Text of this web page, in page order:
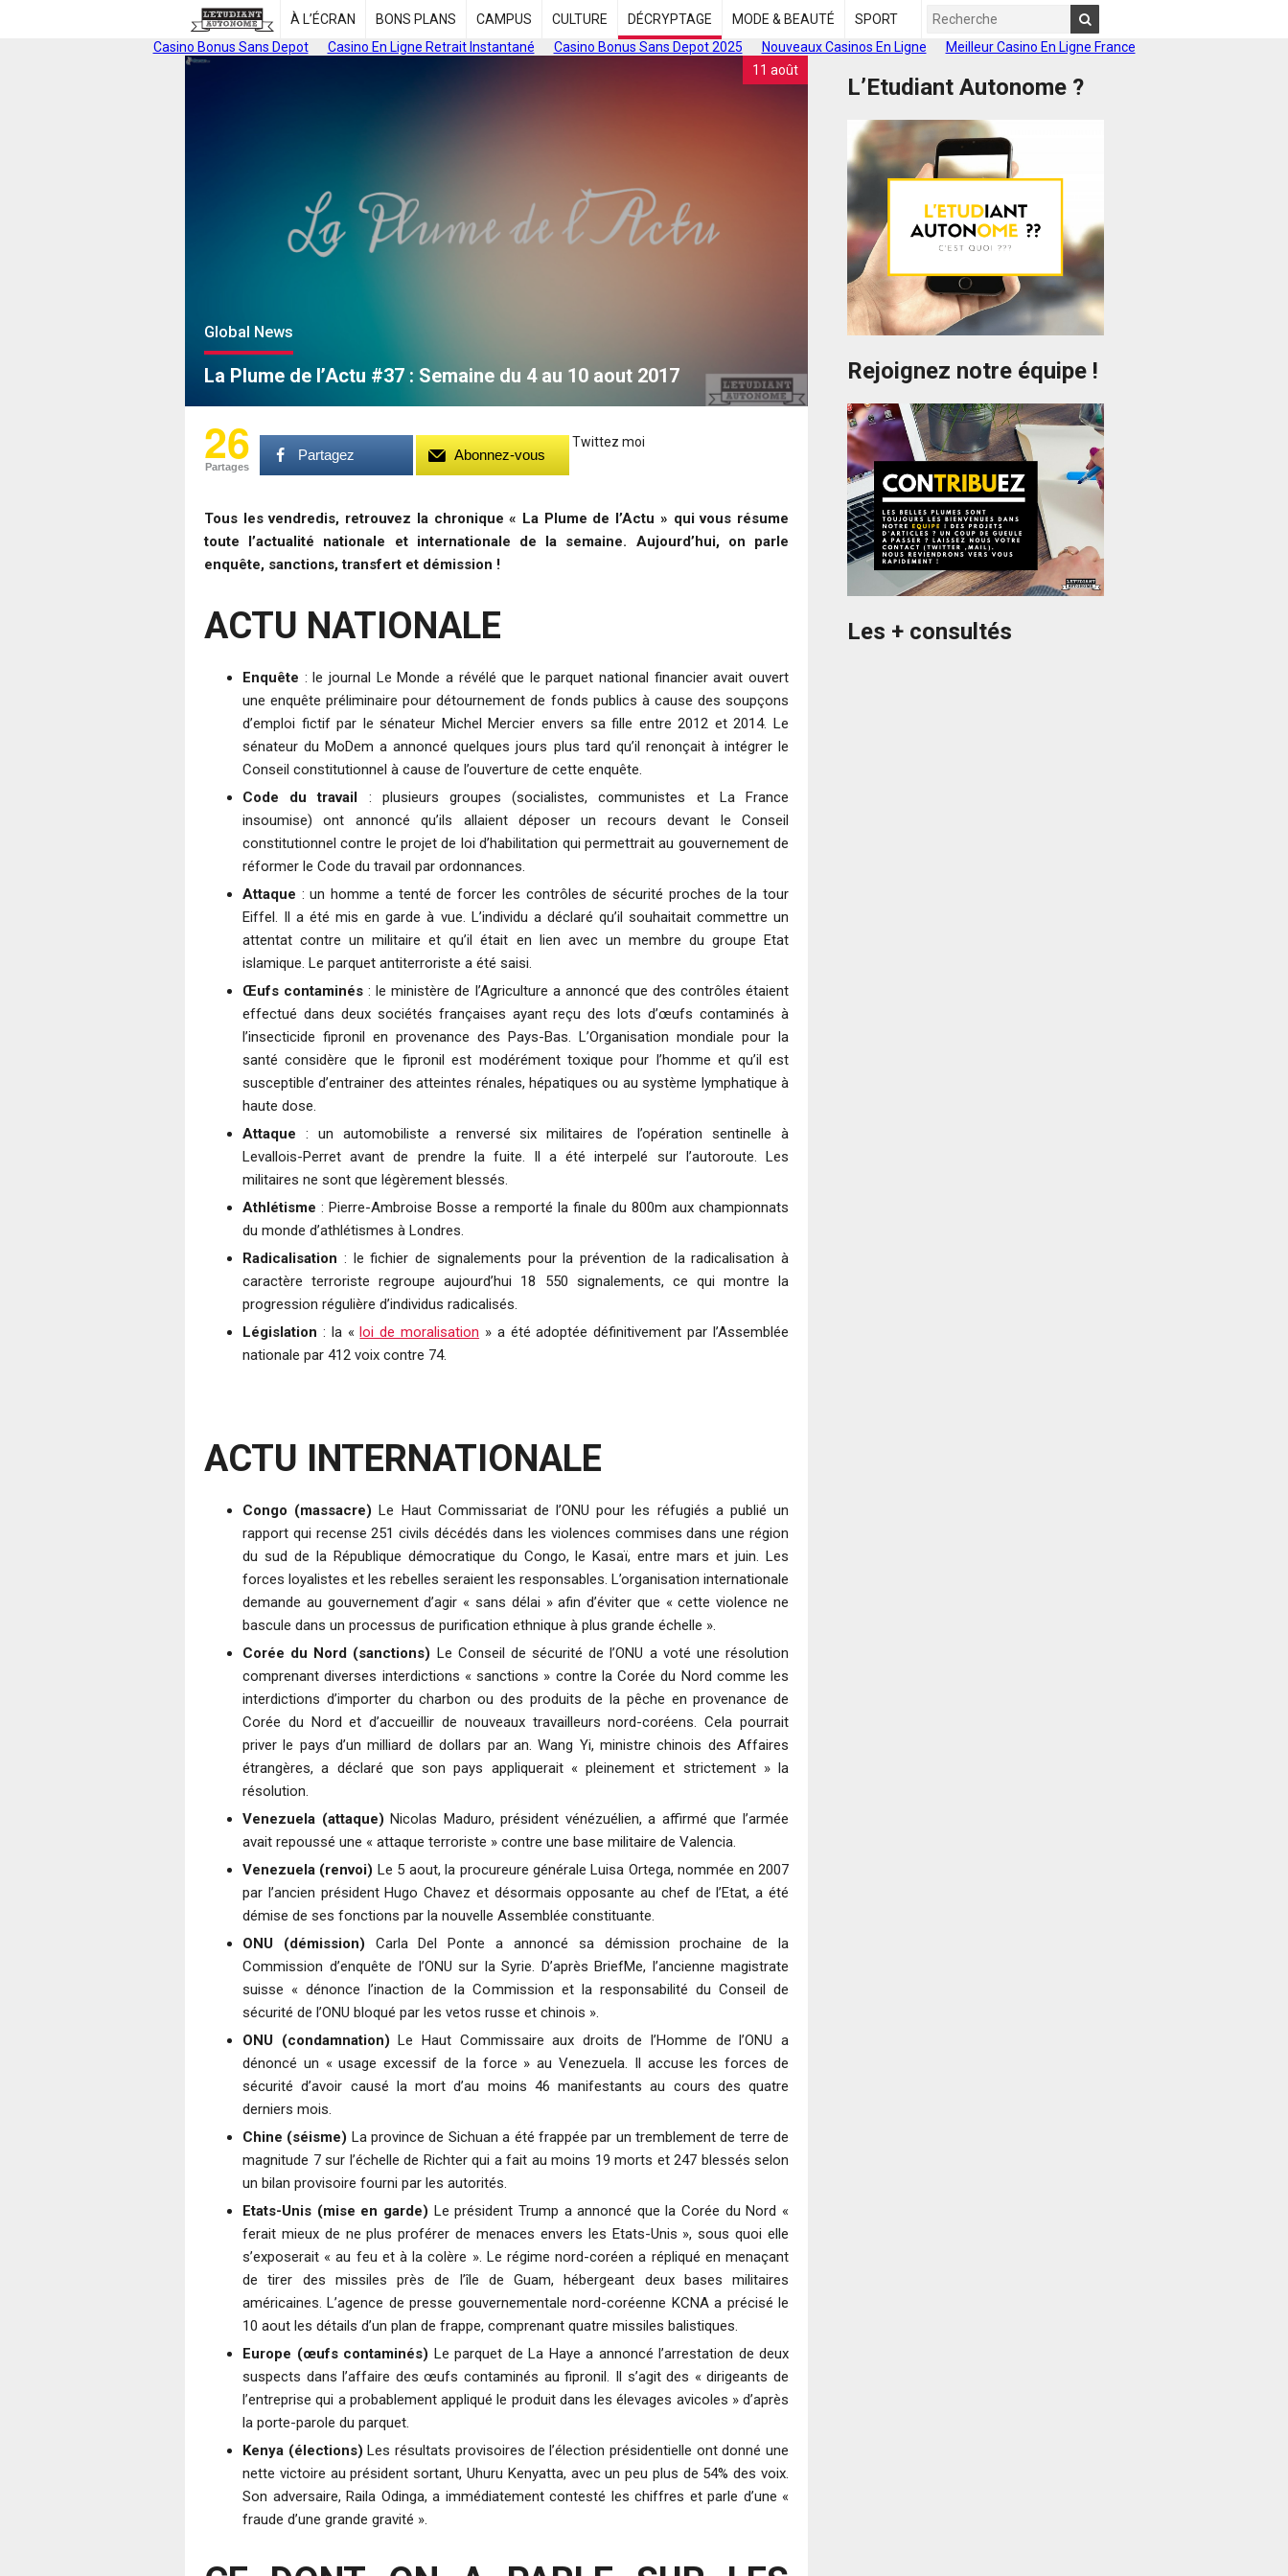
Casino Bonus Sans Depot Casino En Ligne Retrait Instantané Casino Bonus Sans Depot 2025 Nouveaux Casinos En Ligne Meilleur Casino En Ligne France
À L’ÉCRAN BONS PLANS CAMPUS CULTURE DÉCRYPTAGE MODE & BEAUTÉ SPORT
11 août
Global News
La Plume de l’Actu #37 : Semaine du 4 au 10 aout 2017
26
Partages
Partagez
Twittez moi
Abonnez-vous
Tous les vendredis, retrouvez la chronique « La Plume de l’Actu » qui vous résume
toute l’actualité nationale et internationale de la semaine. Aujourd’hui, on parle
enquête, sanctions, transfert et démission !
ACTU NATIONALE
Enquête : le journal Le Monde a révélé que le parquet national financier avait ouvert
une enquête préliminaire pour détournement de fonds publics à cause des soupçons
d’emploi fictif par le sénateur Michel Mercier envers sa fille entre 2012 et 2014. Le
sénateur du MoDem a annoncé quelques jours plus tard qu’il renonçait à intégrer le
Conseil constitutionnel à cause de l’ouverture de cette enquête.
Code du travail : plusieurs groupes (socialistes, communistes et La France
insoumise) ont annoncé qu’ils allaient déposer un recours devant le Conseil
constitutionnel contre le projet de loi d’habilitation qui permettrait au gouvernement de
réformer le Code du travail par ordonnances.
Attaque : un homme a tenté de forcer les contrôles de sécurité proches de la tour
Eiffel. Il a été mis en garde à vue. L’individu a déclaré qu’il souhaitait commettre un
attentat contre un militaire et qu’il était en lien avec un membre du groupe Etat
islamique. Le parquet antiterroriste a été saisi.
Œufs contaminés : le ministère de l’Agriculture a annoncé que des contrôles étaient
effectué dans deux sociétés françaises ayant reçu des lots d’œufs contaminés à
l’insecticide fipronil en provenance des Pays-Bas. L’Organisation mondiale pour la
santé considère que le fipronil est modérément toxique pour l’homme et qu’il est
susceptible d’entrainer des atteintes rénales, hépatiques ou au système lymphatique à
haute dose.
Attaque : un automobiliste a renversé six militaires de l’opération sentinelle à
Levallois-Perret avant de prendre la fuite. Il a été interpelé sur l’autoroute. Les
militaires ne sont que légèrement blessés.
Athlétisme : Pierre-Ambroise Bosse a remporté la finale du 800m aux championnats
du monde d’athlétismes à Londres.
Radicalisation : le fichier de signalements pour la prévention de la radicalisation à
caractère terroriste regroupe aujourd’hui 18 550 signalements, ce qui montre la
progression régulière d’individus radicalisés.
Législation : la «loi de moralisation » a été adoptée définitivement par l’Assemblée
nationale par 412 voix contre 74.
ACTU INTERNATIONALE
Congo (massacre) Le Haut Commissariat de l’ONU pour les réfugiés a publié un
rapport qui recense 251 civils décédés dans les violences commises dans une région
du sud de la République démocratique du Congo, le Kasaï, entre mars et juin. Les
forces loyalistes et les rebelles seraient les responsables. L’organisation internationale
demande au gouvernement d’agir « sans délai » afin d’éviter que « cette violence ne
bascule dans un processus de purification ethnique à plus grande échelle ».
Corée du Nord (sanctions) Le Conseil de sécurité de l’ONU a voté une résolution
comprenant diverses interdictions « sanctions » contre la Corée du Nord comme les
interdictions d’importer du charbon ou des produits de la pêche en provenance de
Corée du Nord et d’accueillir de nouveaux travailleurs nord-coréens. Cela pourrait
priver le pays d’un milliard de dollars par an. Wang Yi, ministre chinois des Affaires
étrangères, a déclaré que son pays appliquerait « pleinement et strictement » la
résolution.
Venezuela (attaque) Nicolas Maduro, président vénézuélien, a affirmé que l’armée
avait repoussé une « attaque terroriste » contre une base militaire de Valencia.
Venezuela (renvoi) Le 5 aout, la procureure générale Luisa Ortega, nommée en 2007
par l’ancien président Hugo Chavez et désormais opposante au chef de l’Etat, a été
démise de ses fonctions par la nouvelle Assemblée constituante.
ONU (démission) Carla Del Ponte a annoncé sa démission prochaine de la
Commission d’enquête de l’ONU sur la Syrie. D’après BriefMe, l’ancienne magistrate
suisse « dénonce l’inaction de la Commission et la responsabilité du Conseil de
sécurité de l’ONU bloqué par les vetos russe et chinois ».
ONU (condamnation) Le Haut Commissaire aux droits de l’Homme de l’ONU a
dénoncé un « usage excessif de la force » au Venezuela. Il accuse les forces de
sécurité d’avoir causé la mort d’au moins 46 manifestants au cours des quatre
derniers mois.
Chine (séisme) La province de Sichuan a été frappée par un tremblement de terre de
magnitude 7 sur l’échelle de Richter qui a fait au moins 19 morts et 247 blessés selon
un bilan provisoire fourni par les autorités.
Etats-Unis (mise en garde) Le président Trump a annoncé que la Corée du Nord «
ferait mieux de ne plus proférer de menaces envers les Etats-Unis », sous quoi elle
s’exposerait « au feu et à la colère ». Le régime nord-coréen a répliqué en menaçant
de tirer des missiles près de l’île de Guam, hébergeant deux bases militaires
américaines. L’agence de presse gouvernementale nord-coréenne KCNA a précisé le
10 aout les détails d’un plan de frappe, comprenant quatre missiles balistiques.
Europe (œufs contaminés) Le parquet de La Haye a annoncé l’arrestation de deux
suspects dans l’affaire des œufs contaminés au fipronil. Il s’agit des « dirigeants de
l’entreprise qui a probablement appliqué le produit dans les élevages avicoles » d’après
la porte-parole du parquet.
Kenya (élections) Les résultats provisoires de l’élection présidentielle ont donné une
nette victoire au président sortant, Uhuru Kenyatta, avec un peu plus de 54% des voix.
Son adversaire, Raila Odinga, a immédiatement contesté les chiffres et parle d’une «
fraude d’une grande gravité ».
L’Etudiant Autonome ?
Rejoignez notre équipe !
Les + consultés